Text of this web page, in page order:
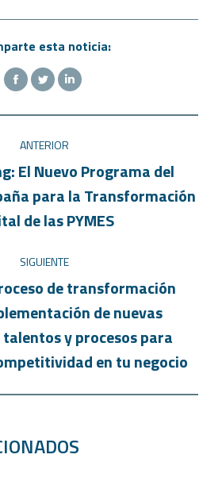
esta noticia:
ANTERIOR
El Nuevo Programa del
para la Transformación
de las PYMES
SIGUIENTE
de transformación
de nuevas
y procesos para
en tu negocio